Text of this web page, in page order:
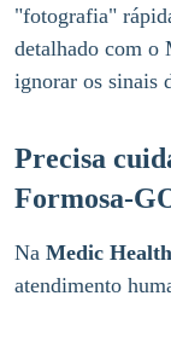
"fotografia"
detalhado com o
ignorar os sinais
Precisa
Formosa-
Na Medic Health
atendimento